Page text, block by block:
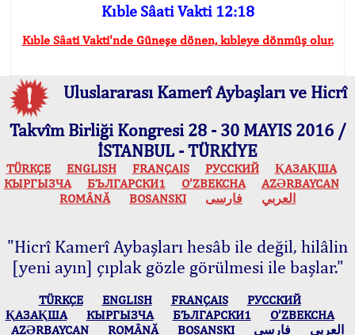
Kıble Sâati Vakti 12:18
Kıble Sâati Vakti'nde Güneşe dönen, kıbleye dönmüş olur.
Uluslararası Kamerî Aybaşları ve Hicrî
Takvîm Birliği Kongresi 28 - 30 MAYIS 2016 /
İSTANBUL - TÜRKİYE
TÜRKÇE ENGLISH FRANÇAIS РУССКИЙ
ҚАЗАҚША
КЫPГЫЗЧA
БЪЛГАРСКИ1 O’ZBEKCHA
AZӘRBAYCAN
ROMÂNĂ
BOSANSKI العربي فارسی
"Hicrî Kamerî Aybaşları hesâb ile değil, hilâlin
[yeni ayın] çıplak gözle görülmesi ile başlar."
TÜRKÇE ENGLISH FRANÇAIS
РУССКИЙ
ҚАЗАҚША
КЫPГЫЗЧA БЪЛГАРСКИ1
O’ZBEKCHA
AZӘRBAYCAN
ROMÂNĂ BOSANSKI العربي فارسی